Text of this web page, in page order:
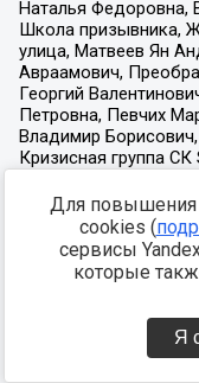
Для повышения
cookies (
сервисы
которые
Я